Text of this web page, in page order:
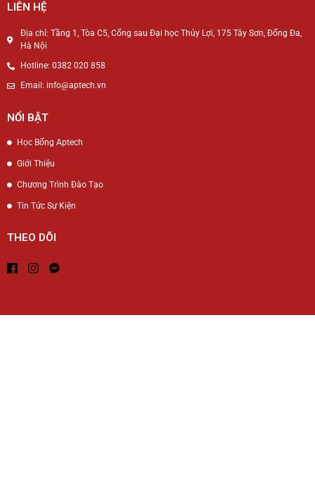
LIÊN HỆ
Địa chỉ: Tầng 1, Tòa C5, Cổng sau Đại học Thủy Lợi, 175 Tây Sơn, Đống Đa,
Hà Nội
Hotline: 0382 020 858
Email: info@aptech.vn
NỔI BẬT
Học Bổng Aptech
Giới Thiệu
Chương Trình Đào Tạo
Tin Tức Sự Kiện
THEO DÕI